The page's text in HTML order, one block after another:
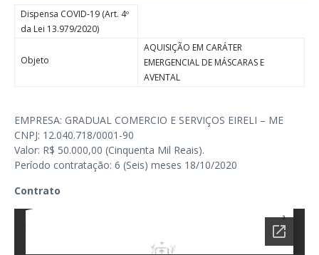
Dispensa COVID-19 (Art. 4º
da Lei 13.979/2020)
Objeto
AQUISIÇÃO EM CARÁTER
EMERGENCIAL DE MÁSCARAS E
AVENTAL
EMPRESA: GRADUAL COMERCIO E SERVIÇOS EIRELI – ME
CNPJ: 12.040.718/0001-90
Valor: R$ 50.000,00 (Cinquenta Mil Reais).
Período contratação: 6 (Seis) meses 18/10/2020
Contrato